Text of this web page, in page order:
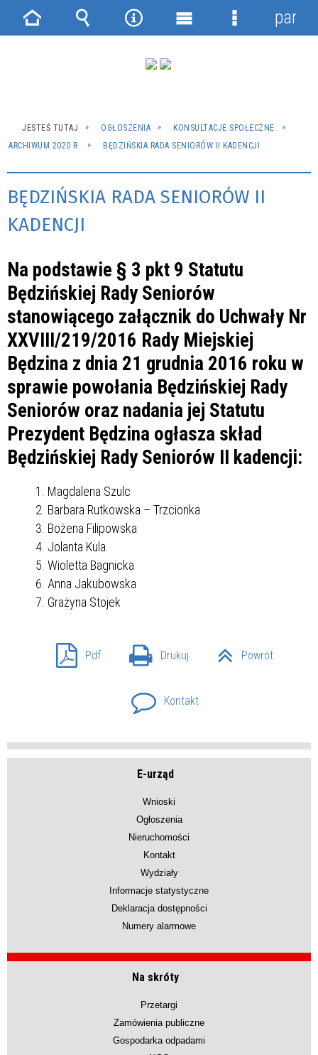
JESTEŚ TUTAJ OGŁOSZENIA
KONSULTACJE SPOŁECZNE
ARCHIWUM 2020 R.
BĘDZIŃSKIA RADA SENIORÓW II KADENCJI
BĘDZIŃSKIA RADA SENIORÓW II
KADENCJI
Na podstawie § 3 pkt 9 Statutu
Będzińskiej Rady Seniorów
stanowiącego załącznik do Uchwały Nr
XXVIII/219/2016 Rady Miejskiej
Będzina z dnia 21 grudnia 2016 roku w
sprawie powołania Będzińskiej Rady
Seniorów oraz nadania jej Statutu
Prezydent Będzina ogłasza skład
Będzińskiej Rady Seniorów II kadencji:
Magdalena Szulc
Barbara Rutkowska – Trzcionka
Bożena Filipowska
Jolanta Kula
Wioletta Bagnicka
Anna Jakubowska
Grażyna Stojek
Pdf Drukuj Powrót
Kontakt
E-urząd
Wnioski
Ogłoszenia
Nieruchomości
Kontakt
Wydziały
Informacje statystyczne
Deklaracja dostępności
Numery alarmowe
Na skróty
Przetargi
Zamówienia publiczne
Gospodarka odpadami
Strona Wyszukiwarka
NarzędziaMenu
Menu
panel